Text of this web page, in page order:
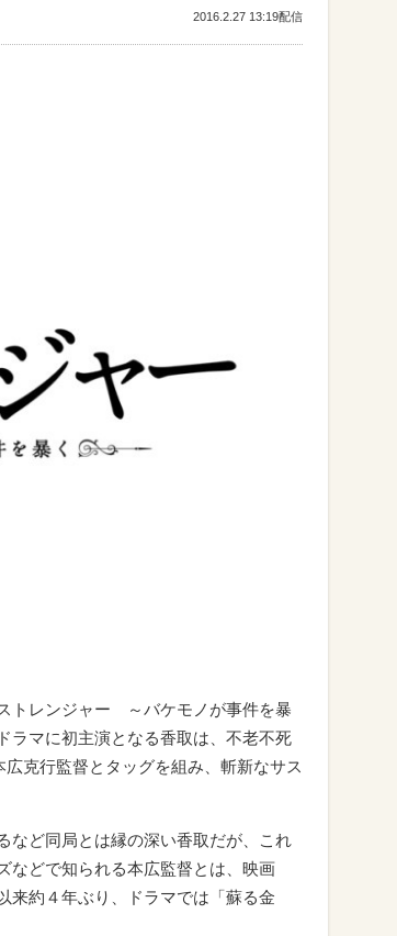
2016.2.27 13:19配信
トレンジャー ～バケモノが事件を暴
ラマに初主演となる香取は、不老不死
克行監督とタッグを組み、斬新なサス
ど同局とは縁の深い香取だが、これ
などで知られる本広監督とは、映画
約４年ぶり、ドラマでは「蘇る金